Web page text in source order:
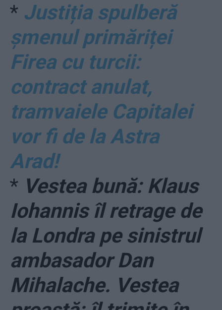
* Justiția spulberă
șmenul primăriței
Firea cu turcii:
contract anulat,
tramvaiele Capitalei
vor fi de la Astra
Arad!
* Vestea bună: Klaus
Iohannis îl retrage de
la Londra pe sinistrul
ambasador Dan
Mihalache. Vestea